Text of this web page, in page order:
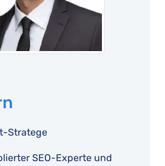
Stratege
SEO-Experte und